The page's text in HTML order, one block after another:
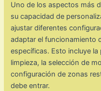
Uno de los aspectos más
su capacidad de
ajustar diferentes
adaptar el funcionamiento
específicas. Esto incluye
limpieza, la selección de
configuración de zonas
debe entrar.